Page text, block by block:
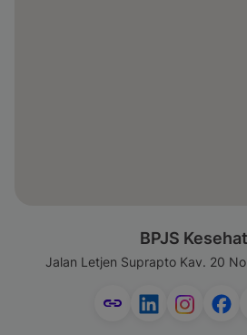
BPJS
Jalan Letjen Suprapto Kav. 20